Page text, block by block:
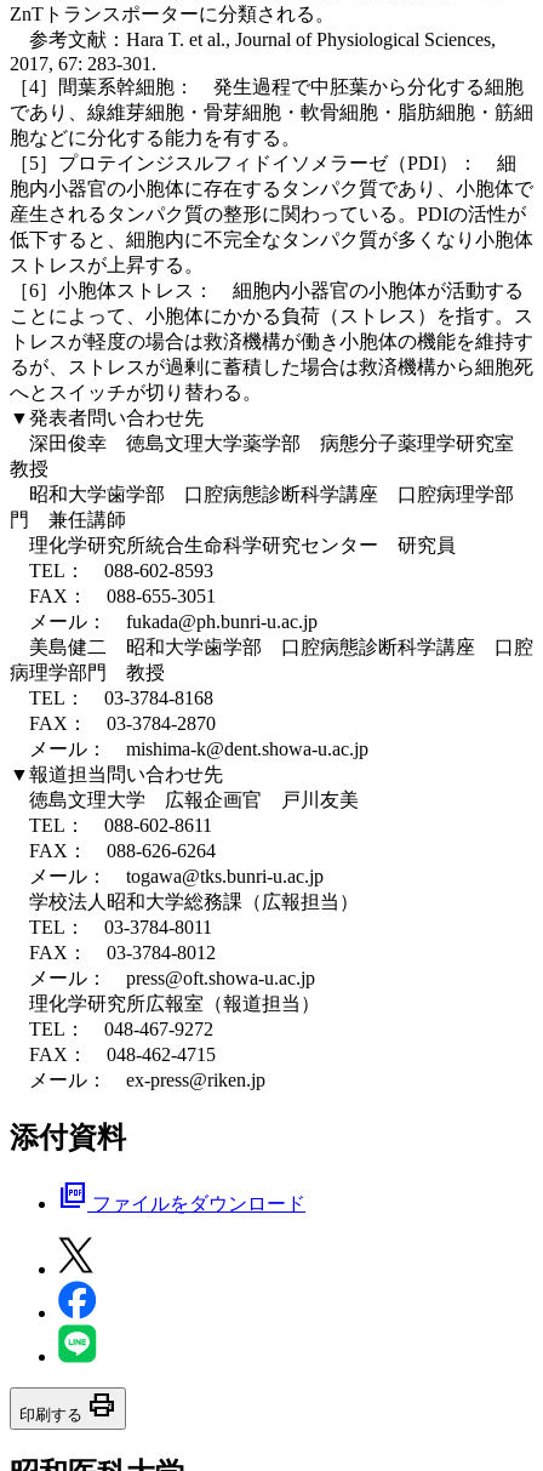
ZnTトランスポーターに分類される。
参考文献：Hara T. et al., Journal of Physiological Sciences,
2017, 67: 283-301.
［4］間葉系幹細胞： 発生過程で中胚葉から分化する細胞
であり、線維芽細胞・骨芽細胞・軟骨細胞・脂肪細胞・筋細
胞などに分化する能力を有する。
［5］プロテインジスルフィドイソメラーゼ（PDI）： 細
胞内小器官の小胞体に存在するタンパク質であり、小胞体で
産生されるタンパク質の整形に関わっている。PDIの活性が
低下すると、細胞内に不完全なタンパク質が多くなり小胞体
ストレスが上昇する。
［6］小胞体ストレス： 細胞内小器官の小胞体が活動する
ことによって、小胞体にかかる負荷（ストレス）を指す。ス
トレスが軽度の場合は救済機構が働き小胞体の機能を維持す
るが、ストレスが過剰に蓄積した場合は救済機構から細胞死
へとスイッチが切り替わる。
▼発表者問い合わせ先
深田俊幸 徳島文理大学薬学部 病態分子薬理学研究室
教授
昭和大学歯学部 口腔病態診断科学講座 口腔病理学部
門 兼任講師
理化学研究所統合生命科学研究センター 研究員
TEL： 088-602-8593
FAX： 088-655-3051
メール： fukada@ph.bunri-u.ac.jp
美島健二 昭和大学歯学部 口腔病態診断科学講座 口腔
病理学部門 教授
TEL： 03-3784-8168
FAX： 03-3784-2870
メール： mishima-k@dent.showa-u.ac.jp
▼報道担当問い合わせ先
徳島文理大学 広報企画官 戸川友美
TEL： 088-602-8611
FAX： 088-626-6264
メール： togawa@tks.bunri-u.ac.jp
学校法人昭和大学総務課（広報担当）
TEL： 03-3784-8011
FAX： 03-3784-8012
メール： press@oft.showa-u.ac.jp
理化学研究所広報室（報道担当）
TEL： 048-467-9272
FAX： 048-462-4715
メール： ex-press@riken.jp
添付資料
picture_as_pdf ファイルをダウンロード
印刷する print